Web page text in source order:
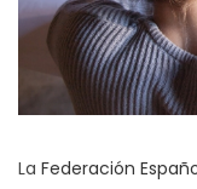
La Federación